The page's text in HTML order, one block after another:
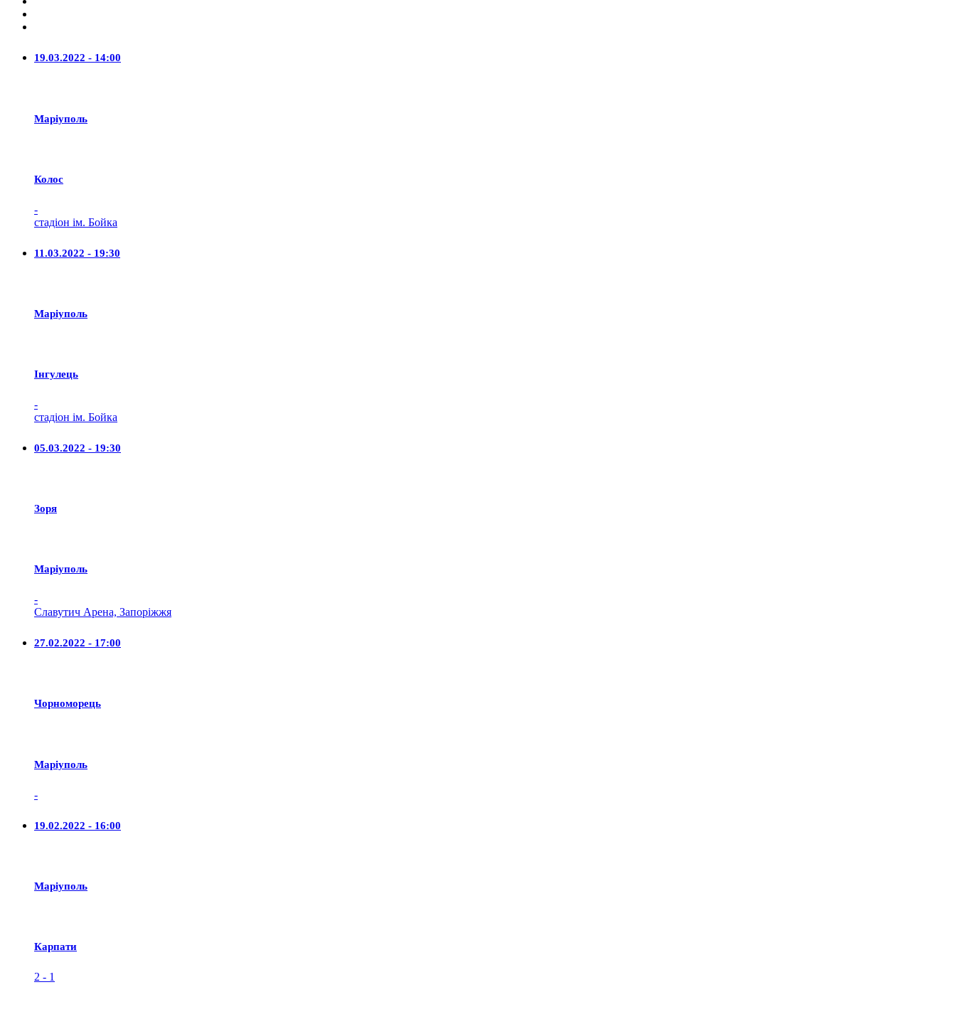
19.03.2022 - 14:00
Маріуполь
Колос
-
стадіон ім. Бойка
11.03.2022 - 19:30
Маріуполь
Iнгулець
-
стадіон ім. Бойка
05.03.2022 - 19:30
Зоря
Маріуполь
-
Славутич Арена, Запоріжжя
27.02.2022 - 17:00
Чорноморець
Маріуполь
-
19.02.2022 - 16:00
Маріуполь
Карпати
2 - 1